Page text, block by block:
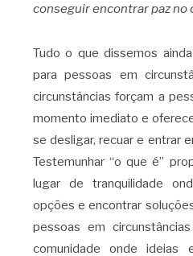
conseguir encontrar paz no
Tudo o que dissemos
para pessoas em
circunstâncias forçam a
momento imediato e
se desligar, recuar e entrar
Testemunhar “o que é”
lugar de tranquilidade
opções e encontrar
pessoas em
comunidade onde ideias